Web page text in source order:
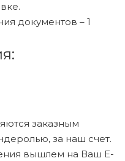
документов – 1
заказным
за наш счет.
вышлем на Ваш E-